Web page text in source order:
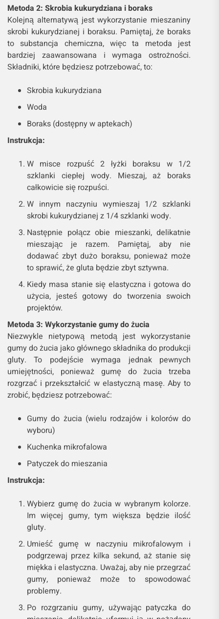
Metoda 2: Skrobia kukurydziana i boraks
Kolejną alternatywą jest wykorzystanie mieszaniny
skrobi kukurydzianej i boraksu. Pamiętaj, że boraks
to substancja chemiczna, więc ta metoda jest
bardziej zaawansowana i wymaga ostrożności.
Składniki, które będziesz potrzebować, to:
Skrobia kukurydziana
Woda
Boraks (dostępny w aptekach)
Instrukcja:
W misce rozpuść 2 łyżki boraksu w 1/2
szklanki ciepłej wody. Mieszaj, aż boraks
całkowicie się rozpuści.
W innym naczyniu wymieszaj 1/2 szklanki
skrobi kukurydzianej z 1/4 szklanki wody.
Następnie połącz obie mieszanki, delikatnie
mieszając je razem. Pamiętaj, aby nie
dodawać zbyt dużo boraksu, ponieważ może
to sprawić, że gluta będzie zbyt sztywna.
Kiedy masa stanie się elastyczna i gotowa do
użycia, jesteś gotowy do tworzenia swoich
projektów.
Metoda 3: Wykorzystanie gumy do żucia
Niezwykle nietypową metodą jest wykorzystanie
gumy do żucia jako głównego składnika do produkcji
gluty. To podejście wymaga jednak pewnych
umiejętności, ponieważ gumę do żucia trzeba
rozgrzać i przekształcić w elastyczną masę. Aby to
zrobić, będziesz potrzebować:
Gumy do żucia (wielu rodzajów i kolorów do
wyboru)
Kuchenka mikrofalowa
Patyczek do mieszania
Instrukcja:
Wybierz gumę do żucia w wybranym kolorze.
Im więcej gumy, tym większa będzie ilość
gluty.
Umieść gumę w naczyniu mikrofalowym i
podgrzewaj przez kilka sekund, aż stanie się
miękka i elastyczna. Uważaj, aby nie przegrzać
gumy, ponieważ może to spowodować
problemy.
Po rozgrzaniu gumy, używając patyczka do